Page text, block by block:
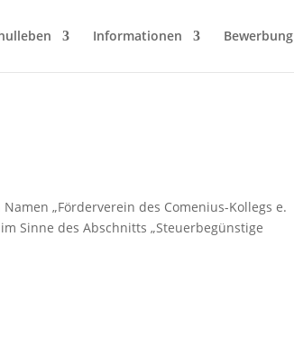
Informationen Bewerbung
„Förderverein des Comenius-Kollegs e.
Sinne des Abschnitts „Steuerbegünstige